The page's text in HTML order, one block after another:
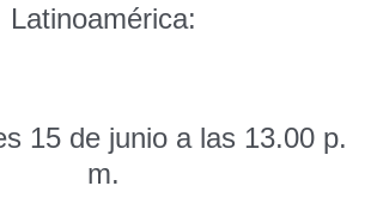
Latinoamérica:
15 de junio a las 13.00 p.
m.